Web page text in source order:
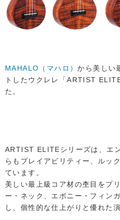
MAHALO（マハロ）から美しい
トしたウクレレ「ARTIST
た。
ARTIST ELITEシリーズは、エ
らもプレイアビリティー、ルッ
ています。
美しい最上級コア材の杢目をプ
ー・ネック、エボニー・フィン
し、個性的な仕上がりと優れた